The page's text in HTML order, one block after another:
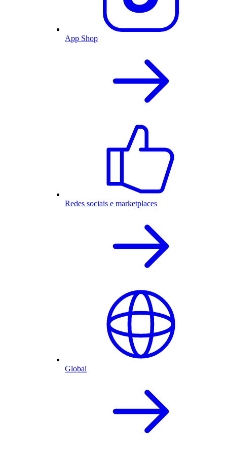
App Shop
Redes sociais e marketplaces
Global